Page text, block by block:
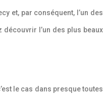
et, par conséquent, l’un des
découvrir l’un des plus beaux
le cas dans presque toutes